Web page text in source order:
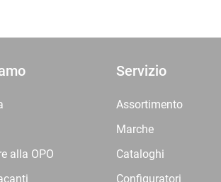
alla OPO
Servizio
Assortimento
Marche
Cataloghi
Configuratori